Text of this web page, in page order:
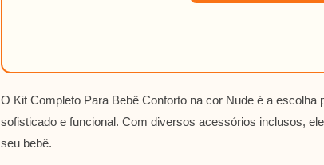
O Kit Completo Para Bebê Conforto na cor Nude é a escolha
sofisticado e funcional. Com diversos acessórios inclusos,
seu bebê.